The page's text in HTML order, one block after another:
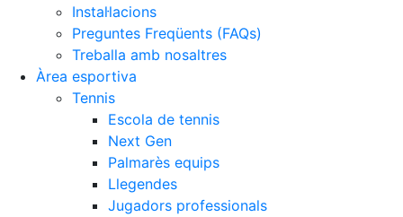
Instal·lacions
Preguntes Freqüents (FAQs)
Treballa amb nosaltres
Àrea esportiva
Tennis
Escola de tennis
Next Gen
Palmarès equips
Llegendes
Jugadors professionals